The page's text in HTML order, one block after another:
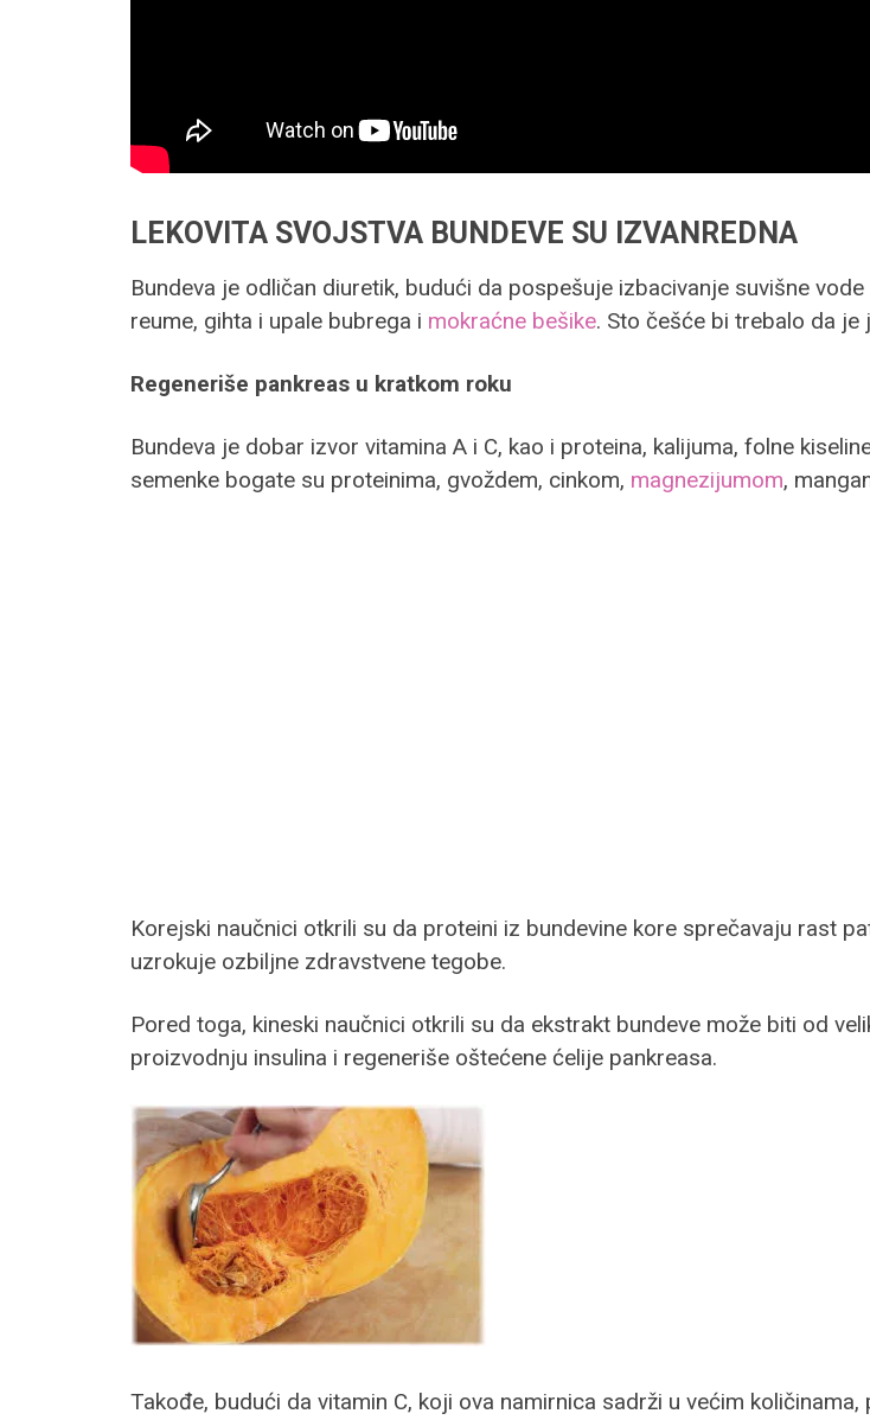
LEKOVITA SVOJSTVA BUNDEVE SU IZVANREDNA
Bundeva je odličan diuretik, budući da pospešuje izbacivanje suvišne
reume, gihta i upale bubrega i mokraćne bešike. Sto češće bi trebalo da je
Regeneriše pankreas u kratkom roku
Bundeva je dobar izvor vitamina A i C, kao i proteina, kalijuma, folne
semenke bogate su proteinima, gvoždem, cinkom, magnezijumom,
Korejski naučnici otkrili su da proteini iz bundevine kore sprečavaju rast
uzrokuje ozbiljne zdravstvene tegobe.
Pored toga, kineski naučnici otkrili su da ekstrakt bundeve može biti od
proizvodnju insulina i regeneriše oštećene ćelije pankreasa.
Takođe, budući da vitamin C, koji ova namirnica sadrži u većim